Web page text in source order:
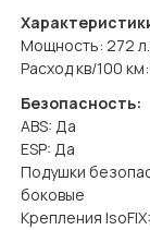
Мощность: 272
Расход кв/100 км:
Безопасность:
ABS: Да
ESP: Да
Подушки
боковые
Крепления